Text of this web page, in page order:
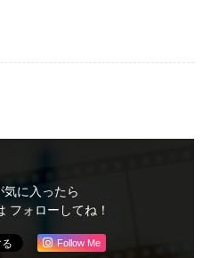
気に入ったら
フォローしてね！
Follow Me